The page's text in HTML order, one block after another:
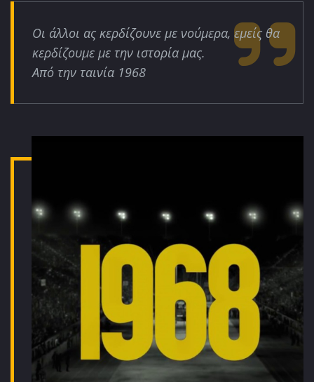
Οι άλλοι ας κερδίζουνε με νούμερα, εμείς θα
κερδίζουμε με την ιστορία μας.
Από την ταινία 1968